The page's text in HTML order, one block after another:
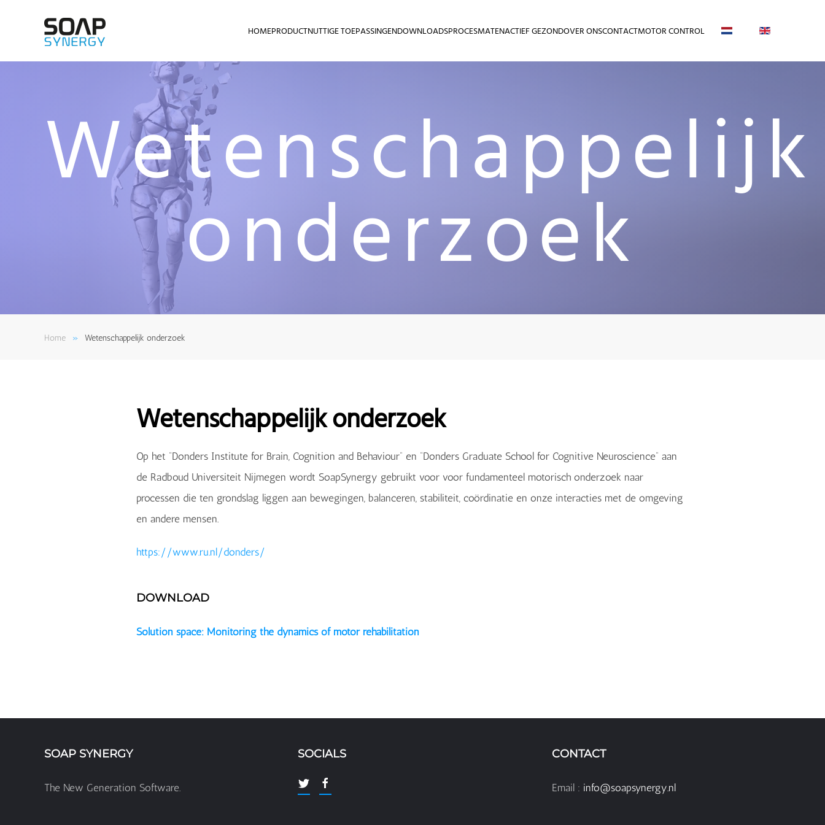
Skip to main content HOMEPRODUCTNUTTIGE TOEPASSINGENDOWNLOADSPROCESMATENACTIEF GEZONDOVER ONSCONTACTMOTOR CONTROL
Wetenschappelijk
onderzoek
Home Wetenschappelijk onderzoek
Wetenschappelijk onderzoek
Op het “Donders Institute for Brain, Cognition and Behaviour” en “Donders Graduate School for Cognitive Neuroscience” aan
de Radboud Universiteit Nijmegen wordt SoapSynergy gebruikt voor voor fundamenteel motorisch onderzoek naar
processen die ten grondslag liggen aan bewegingen, balanceren, stabiliteit, coördinatie en onze interacties met de omgeving
en andere mensen.
https://www.ru.nl/donders/
DOWNLOAD
Solution space: Monitoring the dynamics of motor rehabilitation
SOAP SYNERGY
The New Generation Software.
SOCIALS CONTACT
Email : info@soapsynergy.nl